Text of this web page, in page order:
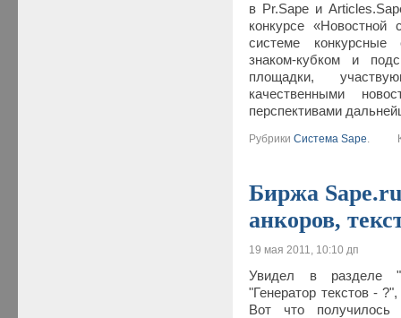
в Pr.Sape и
конкурсе
системе
знаком-кубком и
площадки,
качественными
перспективами
РубрикиСистема Sape
Биржа
анкоров,
19 мая 2011, 10:10 дп
Увидел в разделе
"Генератор текстов -
Вот что получилось